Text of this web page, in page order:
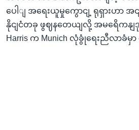
ပေါျ အရေးယူမှုကွောငျ့ ရုရှားဟာ အ
နိုငျငံတခု ဖွဈနတေယျလို့ အမရေိကနျ
Harris က Munich လုံခွုံရေးညီလာခံမှာ